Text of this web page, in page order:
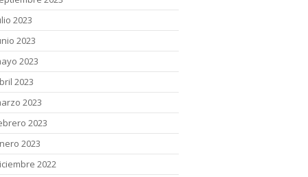
2023
2023
2023
2023
2023
2023
2023
2022